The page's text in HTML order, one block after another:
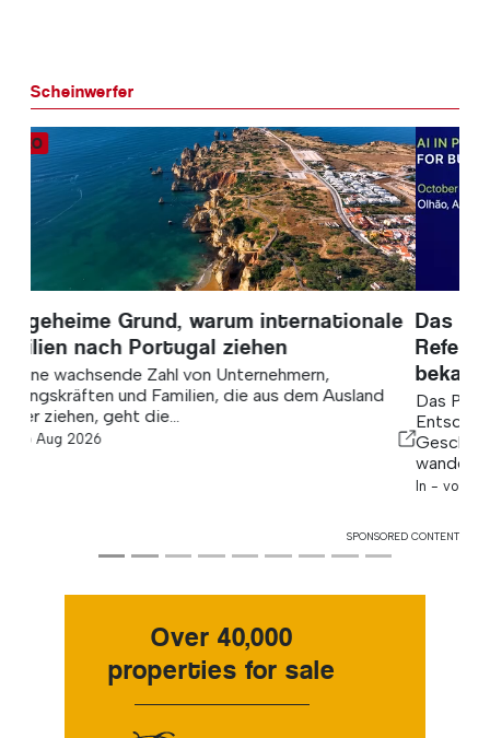
Scheinwerfer
Das LEDEX-Forum gibt fünf bestätigte
Referenten für die Algarve-KI-Konferenz
bekannt
Das Programm befasst sich mit besseren
Entscheidungen, dokumentierten
Geschäftsprozessen, KI-Systemen und den sich
SPONSORED CONTENT
Over 40,000
properties for sale